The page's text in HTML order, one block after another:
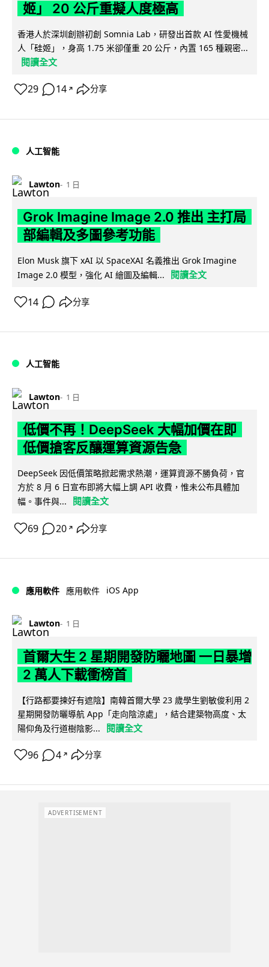
姬」 20 公斤重擬人度極高
香港人於深圳創辦初創 Somnia Lab，研發出首款 AI 性愛機械
人「硅姬」，身高 1.75 米卻僅重 20 公斤，內置 165 種親密...
閱讀全文
29 14 ↗ 分享
人工智能
Lawton 1 日
Grok Imagine Image 2.0 推出 主打局
部編輯及多圖參考功能
Elon Musk 旗下 xAI 以 SpaceXAI 名義推出 Grok Imagine
Image 2.0 模型，強化 AI 繪圖及編輯...
閱讀全文
14 分享
人工智能
Lawton 1 日
低價不再！DeepSeek 大幅加價在即
低價搶客反釀運算資源告急
DeepSeek 因低價策略掀起需求熱潮，運算資源不勝負荷，官
方於 8 月 6 日宣布即將大幅上調 API 收費，惟未公布具體加
幅。事件與...
閱讀全文
69 20 ↗ 分享
應用軟件 應用軟件 iOS App
Lawton 1 日
首爾大生 2 星期開發防曬地圖 一日暴增
2 萬人下載衝榜首
【行路都要揀好有遮陰】南韓首爾大學 23 歲學生劉敏俊利用 2
星期開發防曬導航 App「走向陰涼處」，結合建築物高度、太
陽仰角及行道樹陰影...
閱讀全文
96 4 ↗ 分享
ADVERTISEMENT